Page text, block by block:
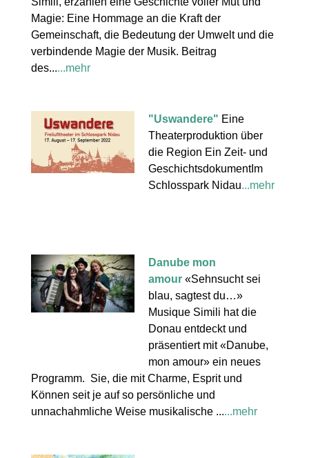
Magie: Eine Hommage an die Kraft der
Gemeinschaft, die Bedeutung der Umwelt und die
verbindende Magie der Musik. Beitrag
des......mehr
"Uswandere" Eine
Theaterproduktion über
die Region Ein Zeit- und
GeschichtsdokumentIm
Schlosspark Nidau...mehr
Danube mon
amour «Sehnsucht sei
blau, sagtest du…»
Musique Simili hat die
Donau entdeckt und
präsentiert mit «Danube,
mon amour» ein neues
Programm. Sie, die mit Charme, Esprit und
Können seit je auf so persönliche und
unnachahmliche Weise musikalische ......mehr